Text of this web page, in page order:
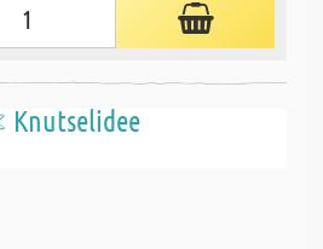
Knutselidee